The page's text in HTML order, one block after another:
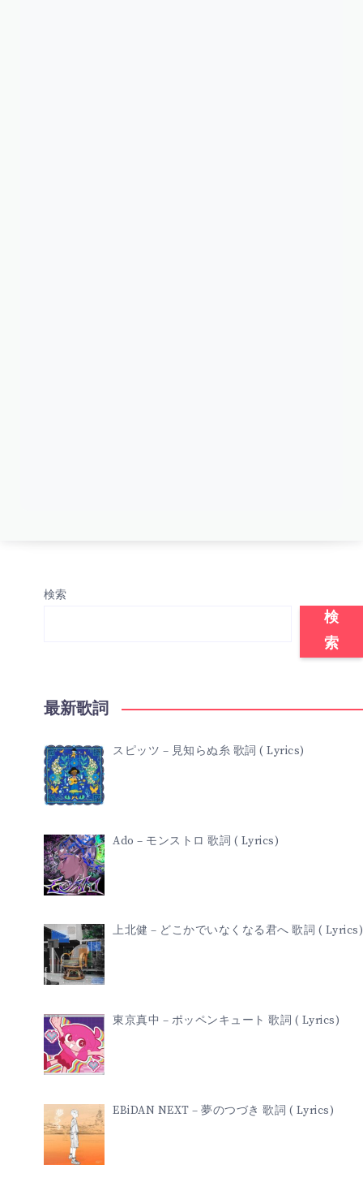
検索
検
索
最新歌詞
スピッツ – 見知らぬ糸 歌詞 ( Lyrics)
Ado – モンストロ 歌詞 ( Lyrics)
上北健 – どこかでいなくなる君へ 歌詞 ( Lyrics)
東京真中 – ポッペンキュート 歌詞 ( Lyrics)
EBiDAN NEXT – 夢のつづき 歌詞 ( Lyrics)